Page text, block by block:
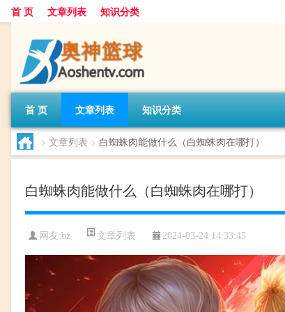
首 页 文章列表 知识分类
首 页 文章列表 知识分类
> 文章列表 > 白蜘蛛肉能做什么（白蜘蛛肉在哪打）
白蜘蛛肉能做什么（白蜘蛛肉在哪打）
网友:bz 文章列表 2024-03-24 14:33:45